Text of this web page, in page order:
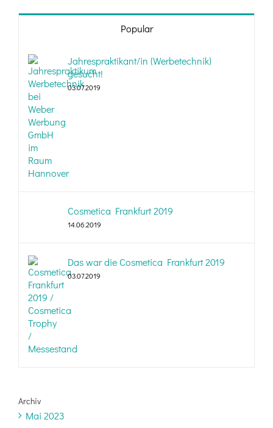
Popular
Jahrespraktikant/in (Werbetechnik)
gesucht!
03.07.2019
Cosmetica Frankfurt 2019
14.06.2019
Das war die Cosmetica Frankfurt 2019
03.07.2019
Archiv
Mai 2023